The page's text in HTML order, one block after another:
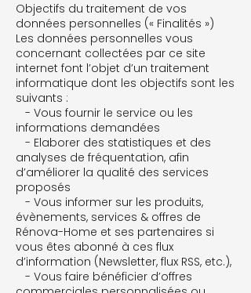
Objectifs du traitement de vos
données personnelles (« Finalités »)
Les données personnelles vous
concernant collectées par ce site
internet font l’objet d’un traitement
informatique dont les objectifs sont les
suivants :
- Vous fournir le service ou les
informations demandées
- Elaborer des statistiques et des
analyses de fréquentation, afin
d’améliorer la qualité des services
proposés
- Vous informer sur les produits,
évènements, services & offres de
Rénova-Home et ses partenaires si
vous êtes abonné à ces flux
d’information (Newsletter, flux RSS, etc.),
- Vous faire bénéficier d’offres